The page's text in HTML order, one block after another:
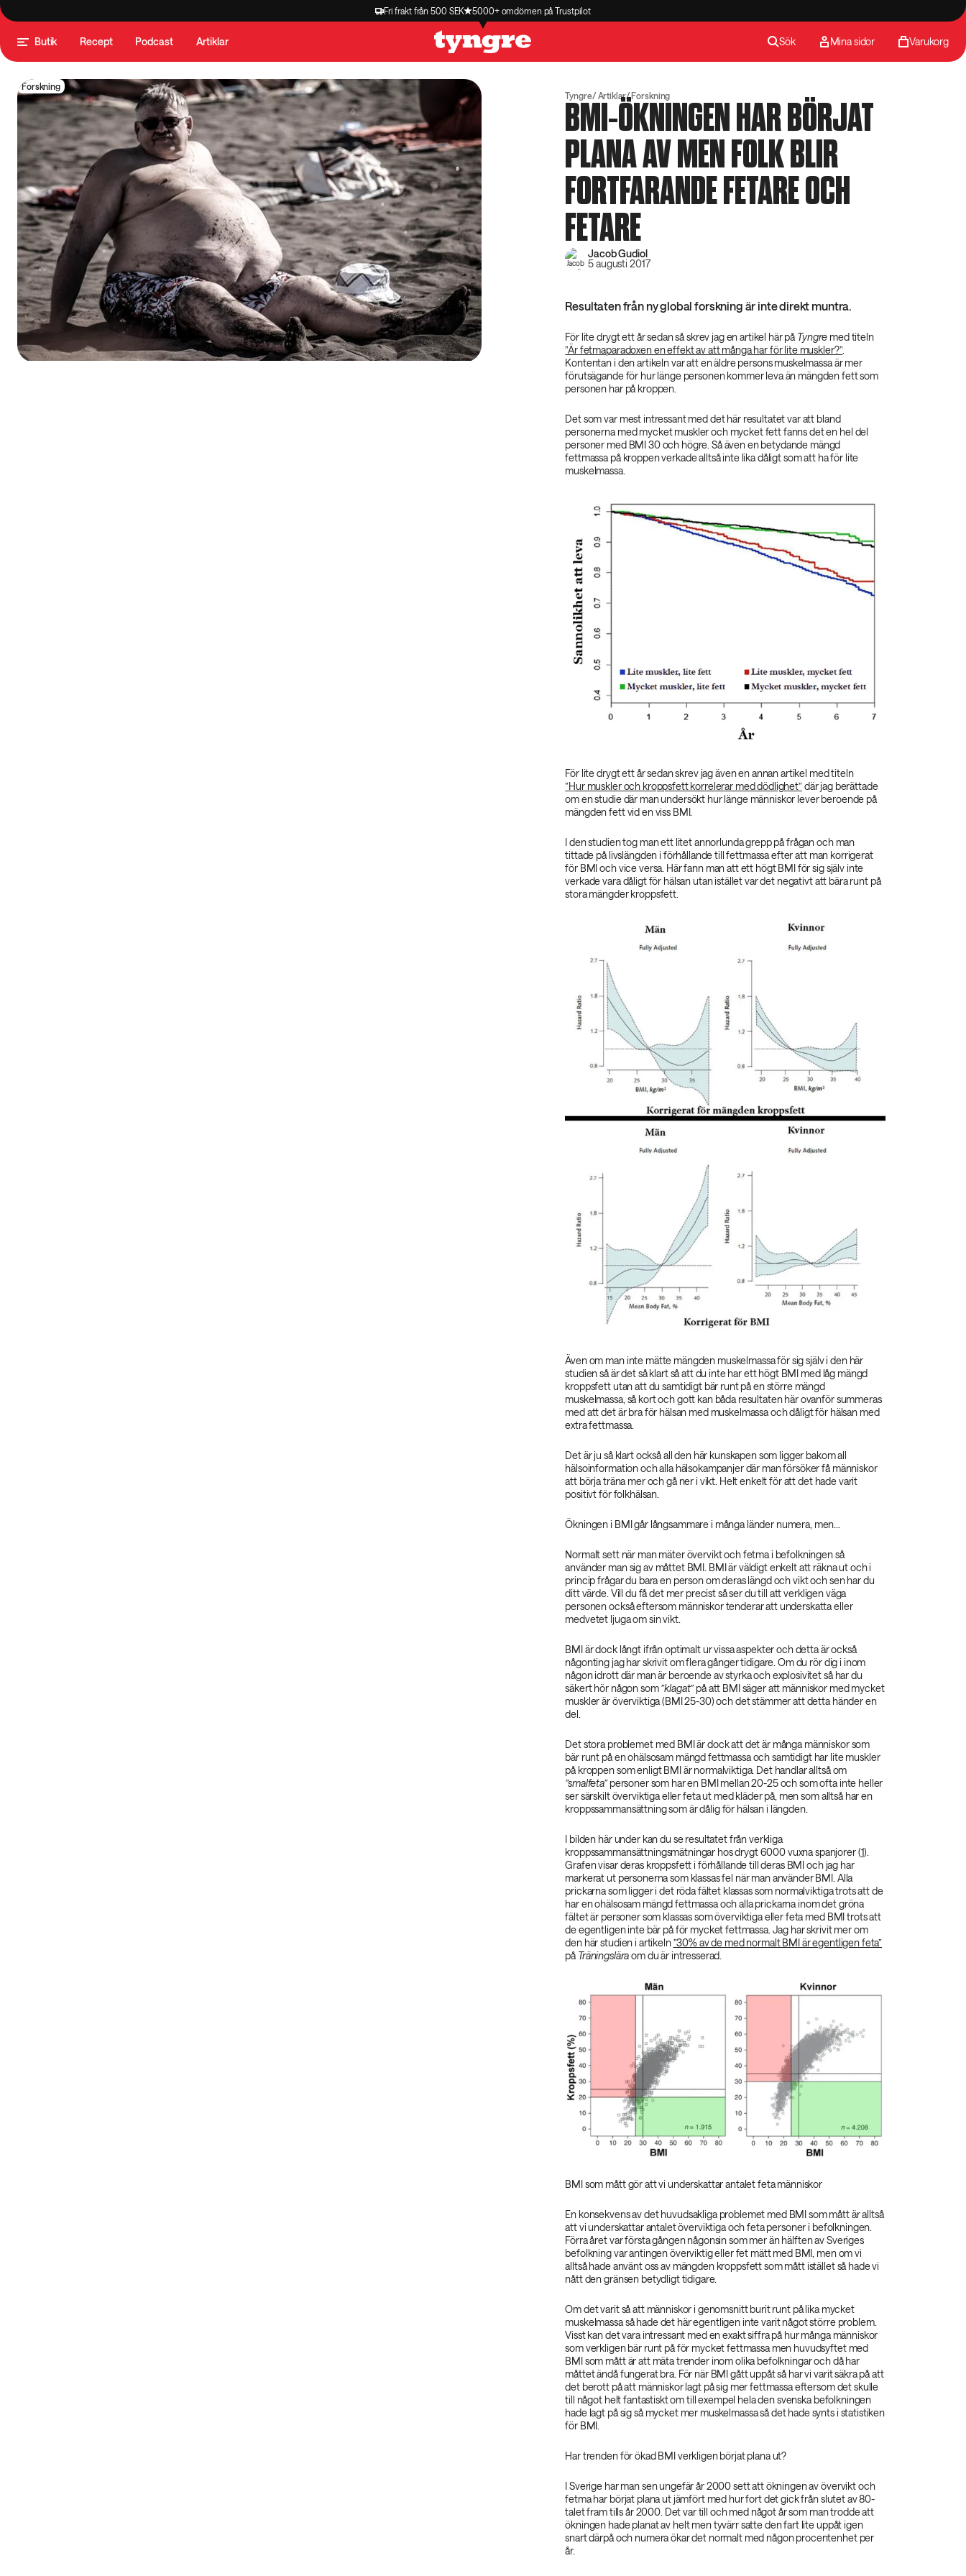
Fri frakt från 500 SEK 5000+ omdömen på Trustpilot
Butik Recept Podcast Artiklar Sök Mina sidor Varukorg
Forskning
Tyngre Artiklar Forskning
BMI-ÖKNINGEN HAR BÖRJAT
PLANA AV MEN FOLK BLIR
FORTFARANDE FETARE OCH
FETARE
Jacob Gudiol
5 augusti 2017
Resultaten från ny global forskning är inte direkt muntra.
För lite drygt ett år sedan så skrev jag en artikel här på Tyngre med titeln
”Är fetmaparadoxen en effekt av att många har för lite muskler?”.
Kontentan i den artikeln var att en äldre persons muskelmassa är mer
förutsägande för hur länge personen kommer leva än mängden fett som
personen har på kroppen.
Det som var mest intressant med det här resultatet var att bland
personerna med mycket muskler och mycket fett fanns det en hel del
personer med BMI 30 och högre. Så även en betydande mängd
fettmassa på kroppen verkade alltså inte lika dåligt som att ha för lite
muskelmassa.
För lite drygt ett år sedan skrev jag även en annan artikel med titeln
”Hur muskler och kroppsfett korrelerar med dödlighet”där jag berättade
om en studie där man undersökt hur länge människor lever beroende på
mängden fett vid en viss BMI.
I den studien tog man ett litet annorlunda grepp på frågan och man
tittade på livslängden i förhållande till fettmassa efter att man korrigerat
för BMI och vice versa. Här fann man att ett högt BMI för sig själv inte
verkade vara dåligt för hälsan utan istället var det negativt att bära runt på
stora mängder kroppsfett.
Även om man inte mätte mängden muskelmassa för sig själv i den här
studien så är det så klart så att du inte har ett högt BMI med låg mängd
kroppsfett utan att du samtidigt bär runt på en större mängd
muskelmassa, så kort och gott kan båda resultaten här ovanför summeras
med att det är bra för hälsan med muskelmassa och dåligt för hälsan med
extra fettmassa.
Det är ju så klart också all den här kunskapen som ligger bakom all
hälsoinformation och alla hälsokampanjer där man försöker få människor
att börja träna mer och gå ner i vikt. Helt enkelt för att det hade varit
positivt för folkhälsan.
Ökningen i BMI går långsammare i många länder numera, men...
Normalt sett när man mäter övervikt och fetma i befolkningen så
använder man sig av måttet BMI. BMI är väldigt enkelt att räkna ut och i
princip frågar du bara en person om deras längd och vikt och sen har du
ditt värde. Vill du få det mer precist så ser du till att verkligen väga
personen också eftersom människor tenderar att underskatta eller
medvetet ljuga om sin vikt.
BMI är dock långt ifrån optimalt ur vissa aspekter och detta är också
någonting jag har skrivit om flera gånger tidigare. Om du rör dig i inom
någon idrott där man är beroende av styrka och explosivitet så har du
säkert hör någon som”klagat”på att BMI säger att människor med mycket
muskler är överviktiga (BMI 25-30) och det stämmer att detta händer en
del.
Det stora problemet med BMI är dock att det är många människor som
bär runt på en ohälsosam mängd fettmassa och samtidigt har lite muskler
på kroppen som enligt BMI är normalviktiga. Det handlar alltså om
”smalfeta”personer som har en BMI mellan 20-25 och som ofta inte heller
ser särskilt överviktiga eller feta ut med kläder på, men som alltså har en
kroppssammansättning som är dålig för hälsan i längden.
I bilden här under kan du se resultatet från verkliga
kroppssammansättningsmätningar hos drygt 6000 vuxna spanjorer (1).
Grafen visar deras kroppsfett i förhållande till deras BMI och jag har
markerat ut personerna som klassas fel när man använder BMI. Alla
prickarna som ligger i det röda fältet klassas som normalviktiga trots att de
har en ohälsosam mängd fettmassa och alla prickarna inom det gröna
fältet är personer som klassas som överviktiga eller feta med BMI trots att
de egentligen inte bär på för mycket fettmassa. Jag har skrivit mer om
den här studien i artikeln”30% av de med normalt BMI är egentligen feta”
på Träningsläraom du är intresserad.
BMI som mått gör att vi underskattar antalet feta människor
En konsekvens av det huvudsakliga problemet med BMI som mått är alltså
att vi underskattar antalet överviktiga och feta personer i befolkningen.
Förra året var första gången någonsin som mer än hälften av Sveriges
befolkning var antingen överviktig eller fet mätt med BMI, men om vi
alltså hade använt oss av mängden kroppsfett som mått istället så hade vi
nått den gränsen betydligt tidigare.
Om det varit så att människor i genomsnitt burit runt på lika mycket
muskelmassa så hade det här egentligen inte varit något större problem.
Visst kan det vara intressant med en exakt siffra på hur många människor
som verkligen bär runt på för mycket fettmassa men huvudsyftet med
BMI som mått är att mäta trender inom olika befolkningar och då har
måttet ändå fungerat bra. För när BMI gått uppåt så har vi varit säkra på att
det berott på att människor lagt på sig mer fettmassa eftersom det skulle
till något helt fantastiskt om till exempel hela den svenska befolkningen
hade lagt på sig så mycket mer muskelmassa så det hade synts i statistiken
för BMI.
Har trenden för ökad BMI verkligen börjat plana ut?
I Sverige har man sen ungefär år 2000 sett att ökningen av övervikt och
fetma har börjat plana ut jämfört med hur fort det gick från slutet av 80-
talet fram tills år 2000. Det var till och med något år som man trodde att
ökningen hade planat av helt men tyvärr satte den fart lite uppåt igen
snart därpå och numera ökar det normalt med någon procentenhet per
år.